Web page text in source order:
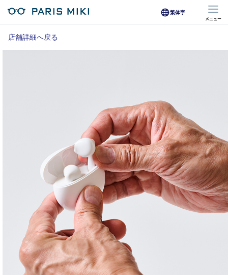
繁体字
メニュー
マイページ
※オンラインで会員登録された方
店舗検索/来店予約
商品を探す
メガネ
レンズ
店舗詳細へ戻る